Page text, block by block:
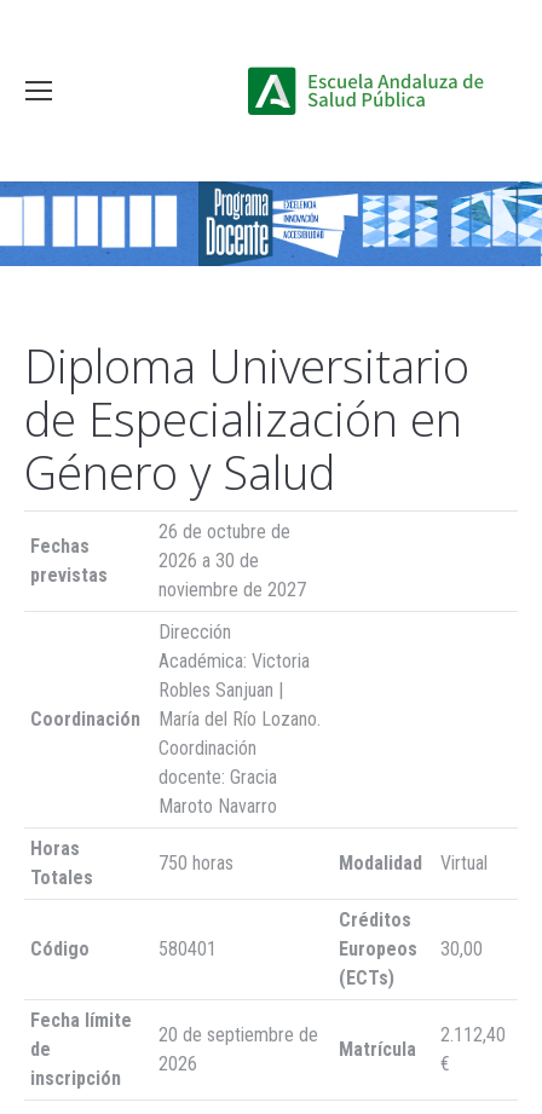
Diploma Universitario
de Especialización en
Género y Salud
Fechas
previstas
26 de octubre de
2026 a 30 de
noviembre de 2027
Coordinación
Dirección
Académica: Victoria
Robles Sanjuan |
María del Río Lozano.
Coordinación
docente: Gracia
Maroto Navarro
Horas
Totales
750 horas Modalidad Virtual
Código 580401
Créditos
Europeos
(ECTs)
30,00
Fecha límite
de
inscripción
20 de septiembre de
2026
Matrícula
2.112,40
€